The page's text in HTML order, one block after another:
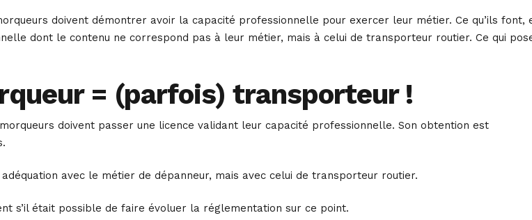
doivent démontrer avoir la capacité professionnelle pour exercer leur métier. Ce qu’ils font,
dont le contenu ne correspond pas à leur métier, mais à celui de transporteur routier. Ce qui
= (parfois) transporteur !
doivent passer une licence validant leur capacité professionnelle. Son obtention est
avec le métier de dépanneur, mais avec celui de transporteur routier.
s’il était possible de faire évoluer la réglementation sur ce point.